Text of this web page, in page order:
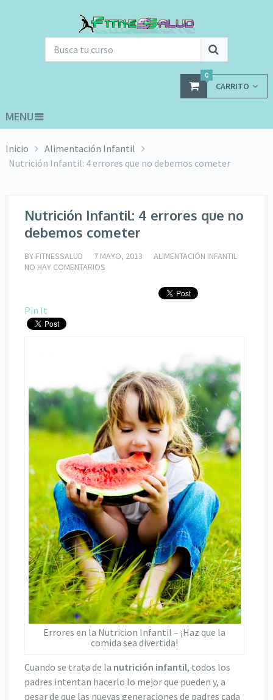
CARRITO
0
MENU
Inicio
Alimentación Infantil
Nutrición Infantil: 4 errores que no debemos cometer
Nutrición Infantil: 4 errores que no
debemos cometer
BY FITNESSALUD 7 MAYO, 2013
ALIMENTACIÓN INFANTIL
NO HAY COMENTARIOS
Pin It
Errores en la Nutricion Infantil – ¡Haz que la
comida sea divertida!
Cuando se trata de la nutrición infantil, todos los
padres intentan hacerlo lo mejor que pueden y, a
pesar de que las nuevas generaciones de padres cada